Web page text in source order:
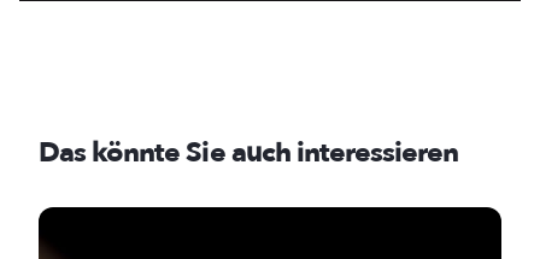
Das könnte Sie auch interessieren